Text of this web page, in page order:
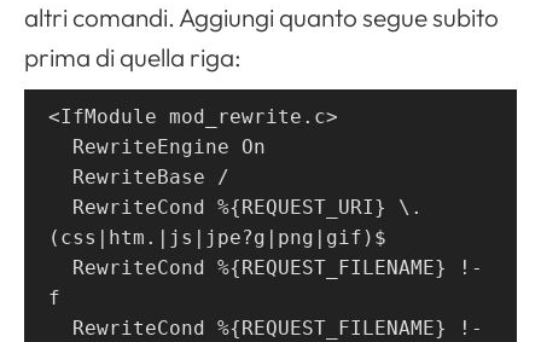
altri comandi. Aggiungi quanto segue subito
prima di quella riga:
<IfModule mod_rewrite.c>
RewriteEngine On
RewriteBase /
RewriteCond %{REQUEST_URI} \.
(css|htm.|js|jpe?g|png|gif)$
RewriteCond %{REQUEST_FILENAME} !-
f
RewriteCond %{REQUEST_FILENAME} !-